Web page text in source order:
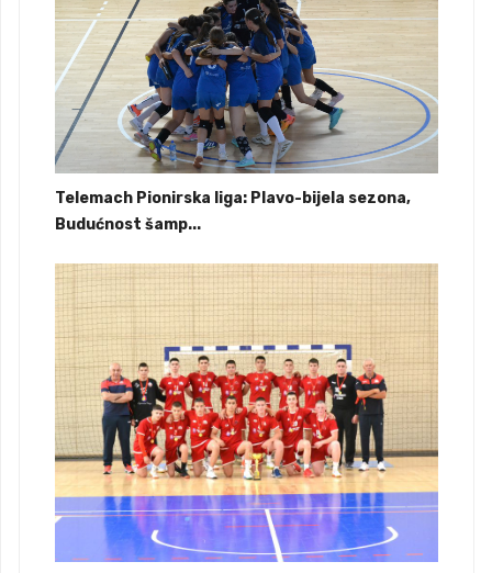
Telemach Pionirska liga: Plavo-bijela sezona,
Budućnost šamp...